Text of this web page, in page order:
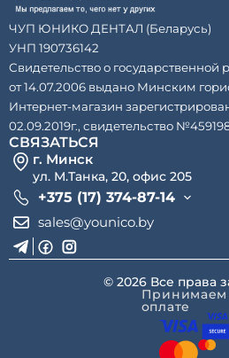
ЧУП ЮНИКО ДЕНТАЛ (Беларусь)
УНП 190736142
Свидетельство о государственной
от 14.07.2006 выдано Минским
Интернет-магазин
02.09.2019г., свидетельство
СВЯЗАТЬСЯ
г. Минск
ул. М.Танка, 20, офис 205
+375 (17) 374-87-14
sales@younico.by
© 2026 Все права
Принимаем
оплате